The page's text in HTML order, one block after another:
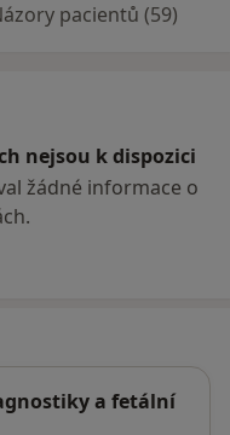
pacientů (59)
nejsou k dispozici
žádné informace o
a fetální